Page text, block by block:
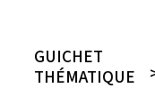
GUICHET
THÉMATIQUE